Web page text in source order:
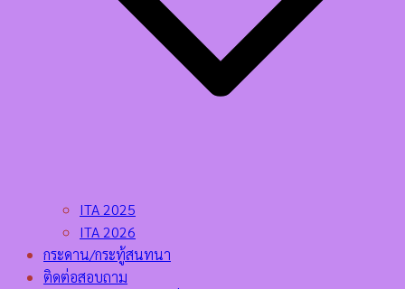
ITA 2025
ITA 2026
กระดาน/กระทู้สนทนา
ติดต่อสอบถาม